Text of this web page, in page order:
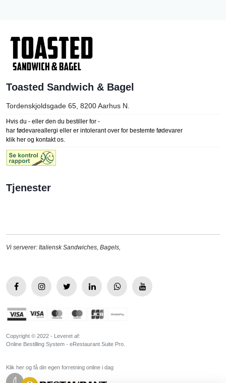
Toasted Sandwich & Bagel
Tordenskjoldsgade 65, 8200Aarhus N.
Hvis du - eller den du bestiller for -
har fødevareallergi eller er intolerant over for bestemte fødevarer
klik her og kontakt os.
Tjenester
Vi serverer: Italiensk Sandwiches, Bagels,
Copyright © 2022 - Leveret af:
Online Bestilling System - eRestaurant Suite Pro.
Klik her og få din egen forretning online i dag